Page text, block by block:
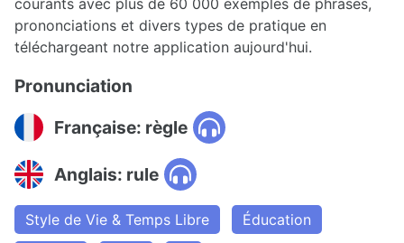
courants avec plus de 60 000 exemples de phrases,
prononciations et divers types de pratique en
téléchargeant notre application aujourd'hui.
Pronunciation
Française: règle
Anglais: rule
Style de Vie & Temps Libre
Éducation